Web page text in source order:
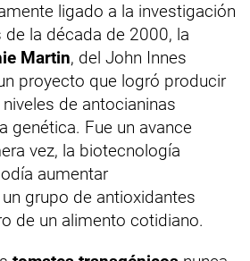
ligado a la investigación
la década de 2000, la
Martin, del John Innes
proyecto que logró producir
de antocianinas
genética. Fue un avance
vez, la biotecnología
aumentar
grupo de antioxidantes
de un alimento cotidiano.